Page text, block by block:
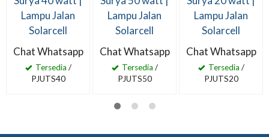
Lampu Jalan
Solarcell
Chat Whatsapp
Tersedia /
PJUTS40
Lampu Jalan
Solarcell
Chat Whatsapp
Tersedia /
PJUTS50
Lampu Jalan
Solarcell
Chat Whatsapp
Tersedia /
PJUTS20